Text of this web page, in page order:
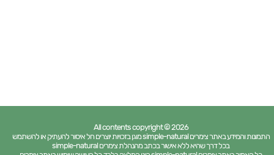
All contents copyright © 2026
התמונות והמידע באתר צימרים simple-natural מוגן בזכויות יוצרים חל איסור להעתיק או להשתמש
בכל דרך שהיא ללא אישור בכתב מהנהלת צימרים simple-natural